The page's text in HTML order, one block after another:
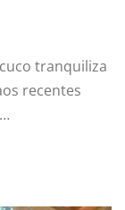
tranquiliza
recentes